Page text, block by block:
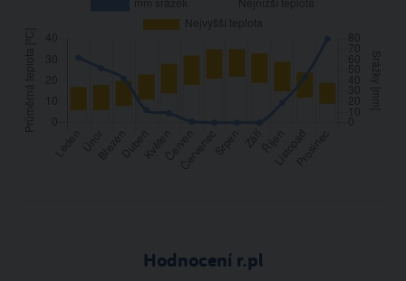
Hodnocení r.pl